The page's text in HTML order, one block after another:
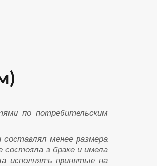
по потребительским
менее размера
состояла в браке и имела
исполнять принятые на